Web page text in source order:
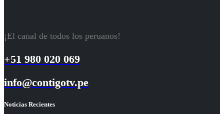
¡El canal de todos los peruanos!
+51 980 020 069
info@contigotv.pe
Noticias Recientes